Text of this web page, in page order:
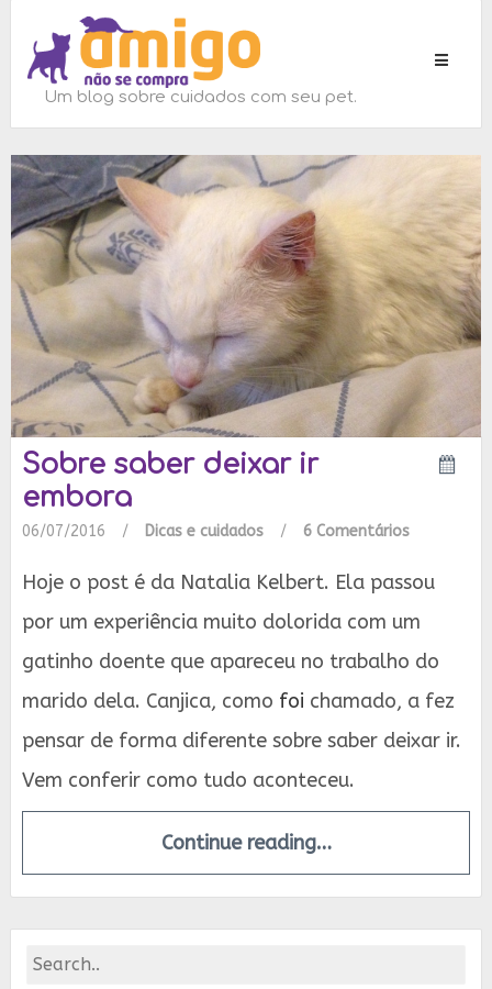
Toggle
Um blog sobre cuidados com seu pet.
Sobre saber deixar ir
embora
06/07/2016 / Dicas e cuidados / 6 Comentários
Hoje o post é da Natalia Kelbert. Ela passou
por um experiência muito dolorida com um
gatinho doente que apareceu no trabalho do
marido dela. Canjica, como foi chamado, a fez
pensar de forma diferente sobre saber deixar ir.
Vem conferir como tudo aconteceu.
Continue reading…